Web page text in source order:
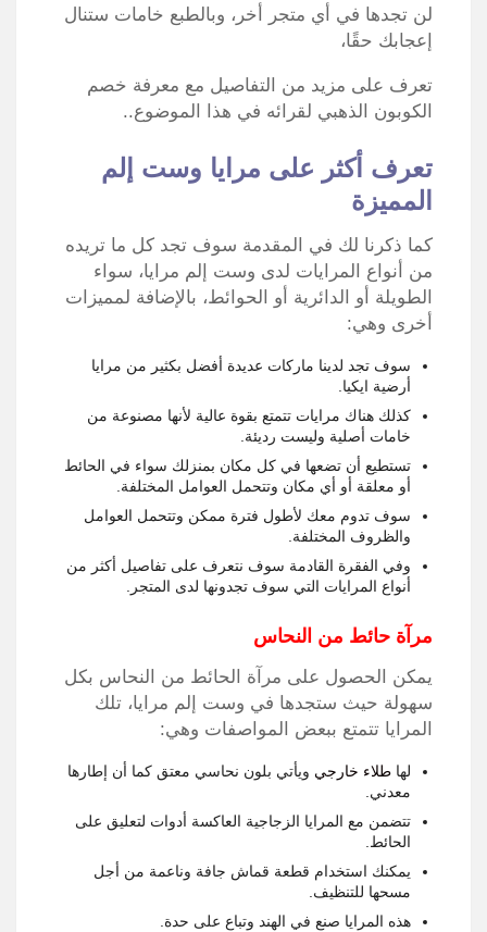
لن تجدها في أي متجر أخر، وبالطبع خامات ستنال
إعجابك حقًا،
تعرف على مزيد من التفاصيل مع معرفة خصم
الكوبون الذهبي لقرائه في هذا الموضوع..
تعرف أكثر على مرايا وست إلم
المميزة
كما ذكرنا لك في المقدمة سوف تجد كل ما تريده
من أنواع المرايات لدى وست إلم مرايا، سواء
الطويلة أو الدائرية أو الحوائط، بالإضافة لمميزات
أخرى وهي:
سوف تجد لدينا ماركات عديدة أفضل بكثير من مرايا
أرضية ايكيا.
كذلك هناك مرايات تتمتع بقوة عالية لأنها مصنوعة من
خامات أصلية وليست رديئة.
تستطيع أن تضعها في كل مكان بمنزلك سواء في الحائط
أو معلقة أو أي مكان وتتحمل العوامل المختلفة.
سوف تدوم معك لأطول فترة ممكن وتتحمل العوامل
والظروف المختلفة.
وفي الفقرة القادمة سوف نتعرف على تفاصيل أكثر من
أنواع المرايات التي سوف تجدونها لدى المتجر.
مرآة حائط من النحاس
يمكن الحصول على مرآة الحائط من النحاس بكل
سهولة حيث ستجدها في وست إلم مرايا، تلك
المرايا تتمتع ببعض المواصفات وهي:
لها طلاء خارجي ويأتي بلون نحاسي معتق كما أن إطارها
معدني.
تتضمن مع المرايا الزجاجية العاكسة أدوات لتعليق على
الحائط.
يمكنك استخدام قطعة قماش جافة وناعمة من أجل
مسحها للتنظيف.
هذه المرايا صنع في الهند وتباع على حدة.